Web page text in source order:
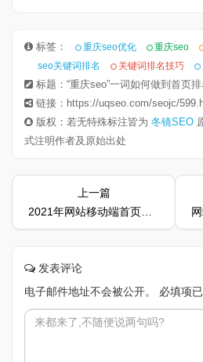
标签： 重庆seo优化 重庆seo
seo关键词排名
关键词排名技巧
标题：“重庆seo”一词如何做到首页
链接：https://uqseo.com/seojc/
版权：若无特殊标注皆为 冬镜SEO
式注明作者及原始出处
上一篇
2021年网站移动端首页排名为什么现在越来越难了
网
发表评论
电子邮件地址不会被公开。
必填项